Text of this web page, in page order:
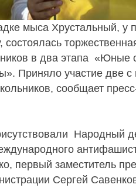
мыса Хрустальный, у
состоялась
в два этапа «Юные
Приняло участие две с
сообщает
Народный
первый заместитель
Сергей